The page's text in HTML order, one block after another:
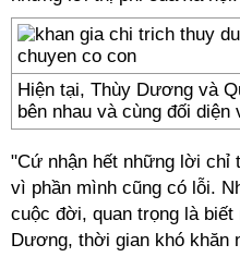
Hiện tại, Thùy Dương và
bên nhau và cùng đối
"Cứ nhận hết những lời
vì phần mình cũng có lỗi.
cuộc đời, quan trọng là
Dương, thời gian khó khăn